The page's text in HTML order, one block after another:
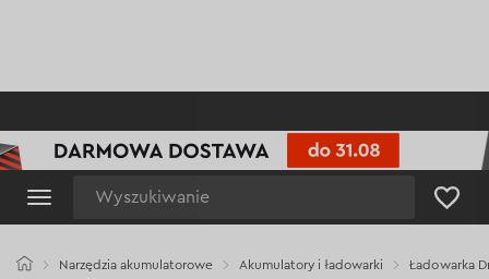
Narzędzia akumulatorowe Akumulatory i ładowarki Ładowarka